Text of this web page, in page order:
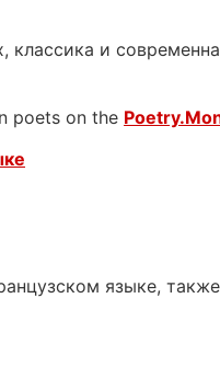
и
poets on the
языке,